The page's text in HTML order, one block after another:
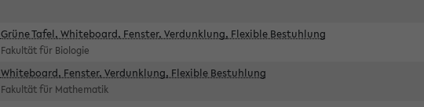
Grüne Tafel, Whiteboard, Fenster, Verdunklung, Flexible Bestuhlung
Fakultät für Biologie
Whiteboard, Fenster, Verdunklung, Flexible Bestuhlung
Fakultät für Mathematik